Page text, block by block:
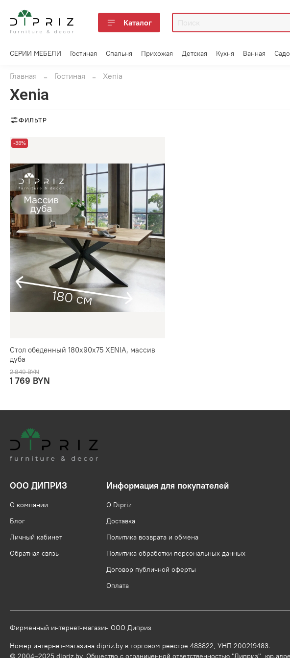
Каталог
СЕРИИ МЕБЕЛИ Гостиная Спальня Прихожая Детская Кухня Ванная
Главная Гостиная Xenia
Xenia
ФИЛЬТР
-38%
Стол обеденный 180х90х75 XENIA, массив
дуба
2 849 BYN
1 769 BYN
ООО ДИПРИЗ
О компании
Блог
Личный кабинет
Обратная связь
Информация для покупателей
О Dipriz
Доставка
Политика возврата и обмена
Политика обработки персональных данных
Договор публичной оферты
Оплата
Фирменный интернет-магазин ООО Диприз
Номер интернет-магазина dipriz.by в торговом реестре 483822, УНП 200219483.
© 2004–2025 dipriz.by, Общество с ограниченной ответственностью "Диприз",